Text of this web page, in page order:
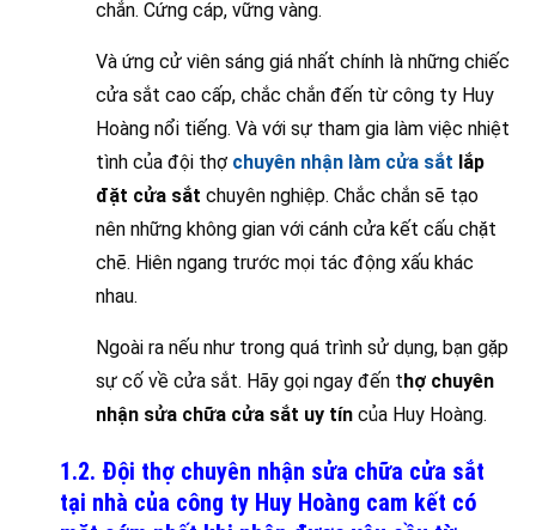
chắn. Cứng cáp, vững vàng.
Và ứng cử viên sáng giá nhất chính là những chiếc
cửa sắt cao cấp, chắc chắn đến từ công ty Huy
Hoàng nổi tiếng. Và với sự tham gia làm việc nhiệt
tình của đội thợ chuyên nhận làm cửa sắt lắp
đặt cửa sắt chuyên nghiệp. Chắc chắn sẽ tạo
nên những không gian với cánh cửa kết cấu chặt
chẽ. Hiên ngang trước mọi tác động xấu khác
nhau.
Ngoài ra nếu như trong quá trình sử dụng, bạn gặp
sự cố về cửa sắt. Hãy gọi ngay đến thợ chuyên
nhận sửa chữa cửa sắt uy tín của Huy Hoàng.
1.2. Đội thợ chuyên nhận sửa chữa cửa sắt
tại nhà của công ty Huy Hoàng cam kết có